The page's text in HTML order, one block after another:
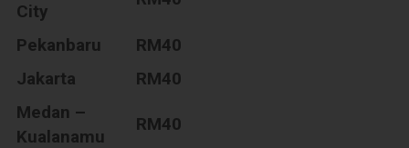
City
Pekanbaru
RM40
Jakarta
RM40
Medan –
Kualanamu
RM40